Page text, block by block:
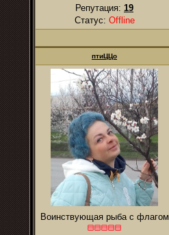
Репутация: 19
Статус: Offline
птиЦЦо
Воинствующая рыба с флагом